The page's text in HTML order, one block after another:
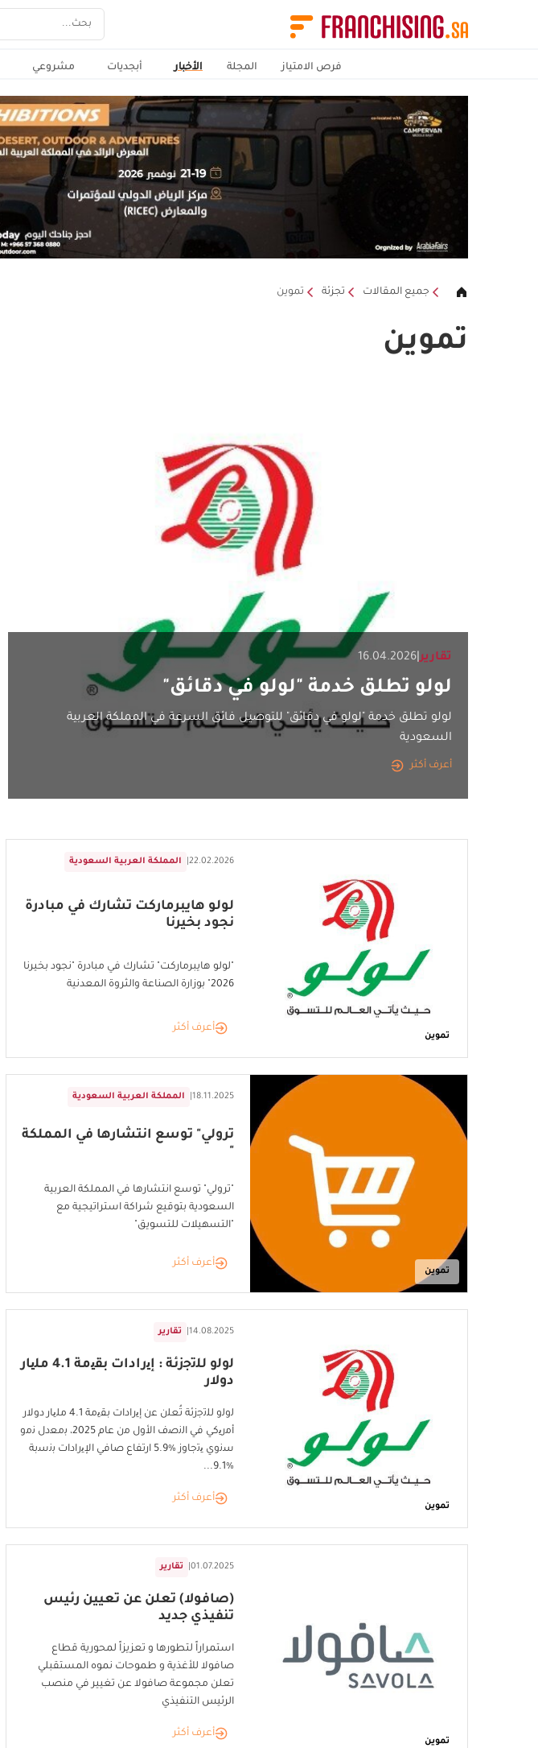
فرص الامتياز المجلة الأخبار أبجديات مشروعي
جميع المقالات تجزئة تموين
تموين
تقارير|
16.04.2026
لولو تطلق خدمة "لولو في دقائق"
لولو تطلق خدمة "لولو في دقائق" للتوصيل فائق السرعة في المملكة العربية
السعودية
أعرف أكثر
تموين
المملكة العربية السعودية 22.02.2026
لولو هايبرماركت تشارك في مبادرة
نجود بخيرنا
"لولو هايبرماركت" تشارك في مبادرة "نجود بخيرنا
2026" بوزارة الصناعة والثروة المعدنية
أعرف أكثر
تموين
المملكة العربية السعودية 18.11.2025
ترولي" توسع انتشارها في المملكة
"
"ترولي" توسع انتشارها في المملكة العربية
السعودية بتوقيع شراكة استراتيجية مع
"التسهيلات للتسويق"
أعرف أكثر
تموين
تقارير 14.08.2025
ﻟوﻟو ﻟﻠﺗﺟزﺋﺔ : إﯾرادات ﺑﻘﯾﻣﺔ 4.1 ﻣﻠﯾﺎر
دوﻻر
ﻟوﻟو ﻟﻠﺗﺟزﺋﺔ ﺗُﻌﻠن ﻋن إﯾرادات ﺑﻘﯾﻣﺔ 4.1 ﻣﻠﯾﺎر دوﻻر
أﻣرﯾﻛﻲ ﻓﻲ اﻟﻧﺻف اﻷول ﻣن ﻋﺎم 2025، ﺑﻣﻌدل ﻧﻣو
ﺳﻧوي ﯾﺗﺟﺎوز %5.9 ارﺗﻔﺎع ﺻﺎﻓﻲ اﻹﯾرادات ﺑﻧﺳﺑﺔ
%9.1...
أعرف أكثر
تموين
تقارير 01.07.2025
(صافولا) تعلن عن تعيين رئيس
تنفيذي جديد
استمراراً لتطورها و تعزيزاً لمحورية قطاع
صافولا للأغذية و طموحات نموه المستقبلي
تعلن مجموعة صافولا عن تغيير في منصب
الرئيس التنفيذي
أعرف أكثر